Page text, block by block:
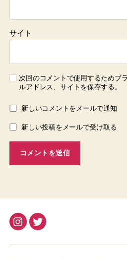
サイト
次回のコメントで使用するためブ
ルアドレス、サイトを保存する。
新しいコメントをメールで通知
新しい投稿をメールで受け取る
Instagram
Twitter